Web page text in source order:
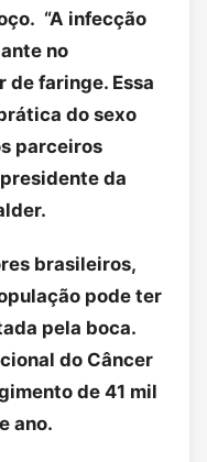
“A infecção
no
de faringe. Essa
do sexo
parceiros
da
brasileiros,
pode ter
pela boca.
do Câncer
de 41 mil
ano.